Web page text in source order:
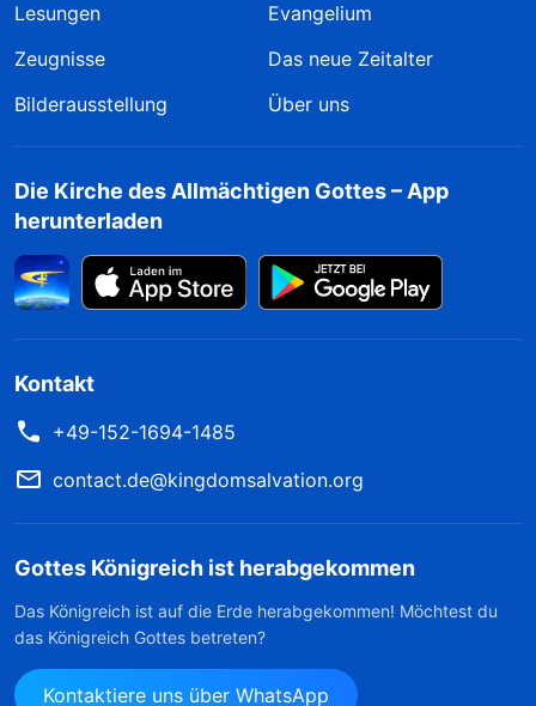
Lesungen
Evangelium
Zeugnisse
Das neue Zeitalter
Bilderausstellung
Über uns
Die Kirche des Allmächtigen Gottes – App
herunterladen
Kontakt
+49-152-1694-1485
contact.de@kingdomsalvation.org
Gottes Königreich ist herabgekommen
Das Königreich ist auf die Erde herabgekommen! Möchtest du
das Königreich Gottes betreten?
Kontaktiere uns über WhatsApp